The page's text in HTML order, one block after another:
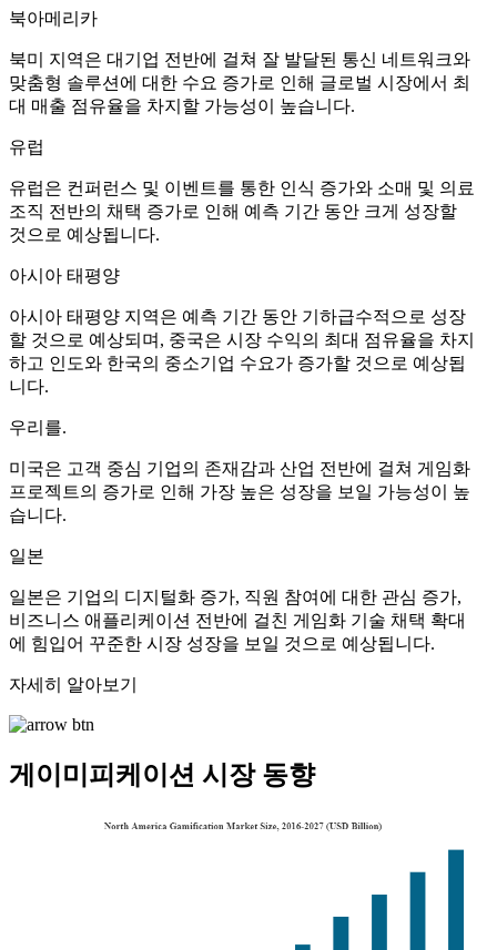
북아메리카
북미 지역은 대기업 전반에 걸쳐 잘 발달된 통신 네트워크와
맞춤형 솔루션에 대한 수요 증가로 인해 글로벌 시장에서 최
대 매출 점유율을 차지할 가능성이 높습니다.
유럽
유럽은 컨퍼런스 및 이벤트를 통한 인식 증가와 소매 및 의료
조직 전반의 채택 증가로 인해 예측 기간 동안 크게 성장할
것으로 예상됩니다.
아시아 태평양
아시아 태평양 지역은 예측 기간 동안 기하급수적으로 성장
할 것으로 예상되며, 중국은 시장 수익의 최대 점유율을 차지
하고 인도와 한국의 중소기업 수요가 증가할 것으로 예상됩
니다.
우리를.
미국은 고객 중심 기업의 존재감과 산업 전반에 걸쳐 게임화
프로젝트의 증가로 인해 가장 높은 성장을 보일 가능성이 높
습니다.
일본
일본은 기업의 디지털화 증가, 직원 참여에 대한 관심 증가,
비즈니스 애플리케이션 전반에 걸친 게임화 기술 채택 확대
에 힘입어 꾸준한 시장 성장을 보일 것으로 예상됩니다.
자세히 알아보기
게이미피케이션 시장 동향